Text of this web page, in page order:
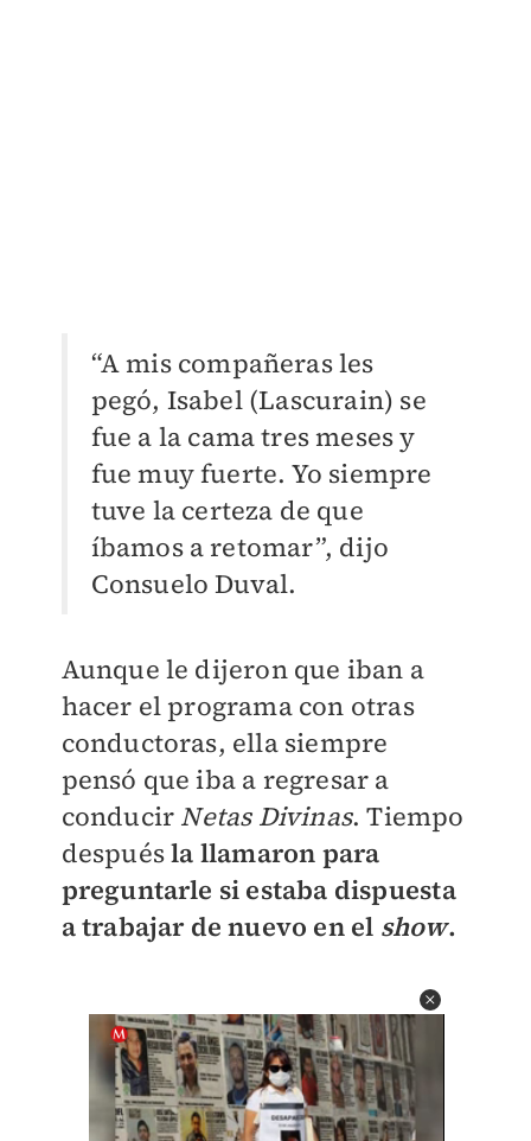
“A mis compañeras les
pegó, Isabel (Lascurain) se
fue a la cama tres meses y
fue muy fuerte. Yo siempre
tuve la certeza de que
íbamos a retomar”, dijo
Consuelo Duval.
Aunque le dijeron que iban a
hacer el programa con otras
conductoras, ella siempre
pensó que iba a regresar a
conducir Netas Divinas. Tiempo
despuésla llamaron para
preguntarle si estaba dispuesta
a trabajar de nuevo en el show.